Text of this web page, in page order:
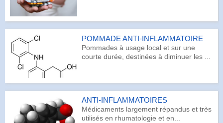
POMMADE ANTI-INFLAMMATOIRE
Pommades à usage local et sur une
courte durée, destinées à diminuer les ...
ANTI-INFLAMMATOIRES
Médicaments largement répandus et très
utilisés en rhumatologie et en...